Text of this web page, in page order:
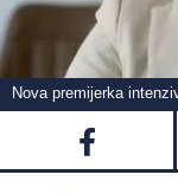
Nova premijerka